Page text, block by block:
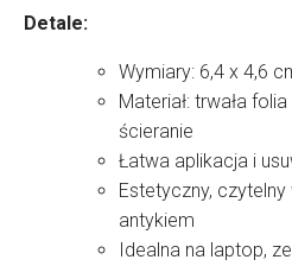
Detale:
Wymiary: 6,4 x 4,6
Materiał: trwała
ścieranie
Łatwa aplikacja i
Estetyczny,
antykiem
Idealna na laptop,